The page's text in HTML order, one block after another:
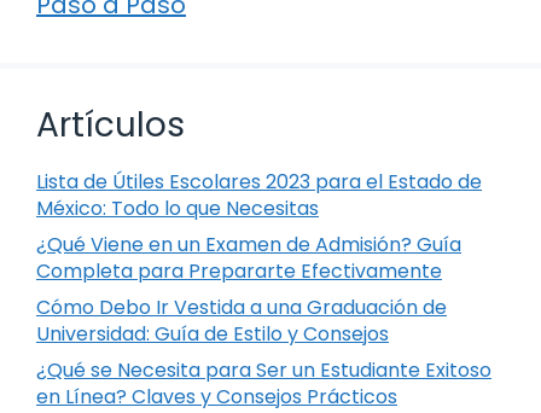
Artículos
Lista de Útiles Escolares 2023 para el Estado de
México: Todo lo que Necesitas
¿Qué Viene en un Examen de Admisión? Guía
Completa para Prepararte Efectivamente
Cómo Debo Ir Vestida a una Graduación de
Universidad: Guía de Estilo y Consejos
¿Qué se Necesita para Ser un Estudiante Exitoso
en Línea? Claves y Consejos Prácticos